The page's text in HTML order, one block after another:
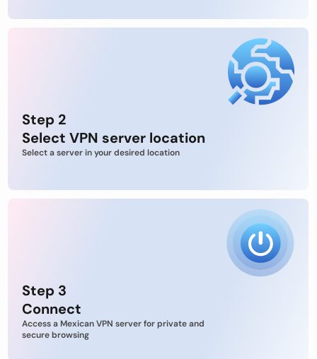
Step 2
Select VPN server location
Select a server in your desired location
Step 3
Connect
Access a Mexican VPN server for private and
secure browsing